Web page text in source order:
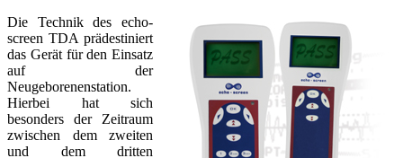
Die Technik des echo-
screen TDA prädestiniert
das Gerät für den Einsatz
auf der
Neugeborenenstation.
Hierbei hat sich
besonders der Zeitraum
zwischen dem zweiten
und dem dritten